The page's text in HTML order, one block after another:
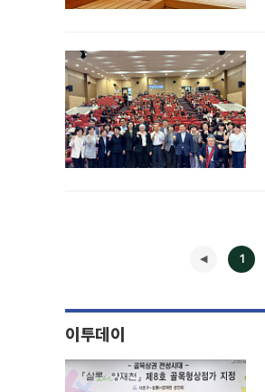
1
이투데이